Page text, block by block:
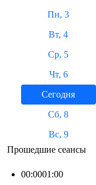
Пн, 3
Вт, 4
Ср, 5
Чт, 6
Сегодня
Сб, 8
Вс, 9
Прошедшие сеансы
00:0001:00